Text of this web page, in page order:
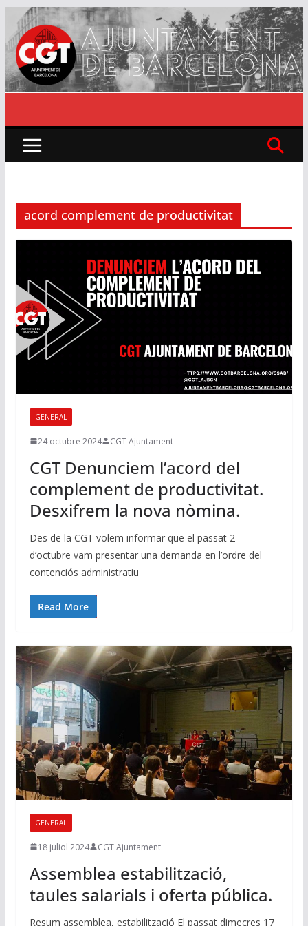
Skip
to
content
acord complement de productivitat
GENERAL
24 octubre 2024 CGT Ajuntament
CGT Denunciem l’acord del
complement de productivitat.
Desxifrem la nova nòmina.
Des de la CGT volem informar que el passat 2
d’octubre vam presentar una demanda en l’ordre del
contenciós administratiu
Read More
GENERAL
18 juliol 2024 CGT Ajuntament
Assemblea estabilització,
taules salarials i oferta pública.
Resum assemblea, estabilització El passat dimecres 17